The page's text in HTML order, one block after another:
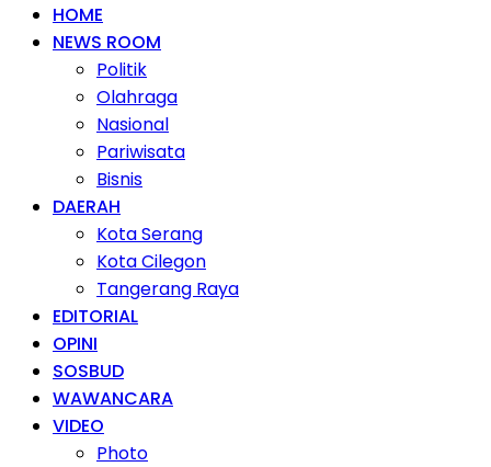
HOME
NEWS ROOM
Politik
Olahraga
Nasional
Pariwisata
Bisnis
DAERAH
Kota Serang
Kota Cilegon
Tangerang Raya
EDITORIAL
OPINI
SOSBUD
WAWANCARA
VIDEO
Photo